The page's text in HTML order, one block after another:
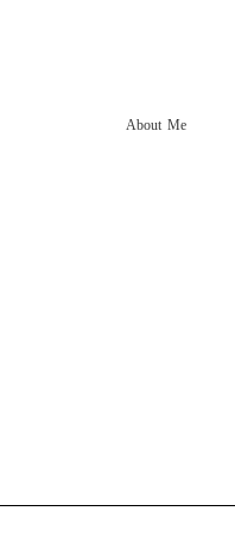
About Me